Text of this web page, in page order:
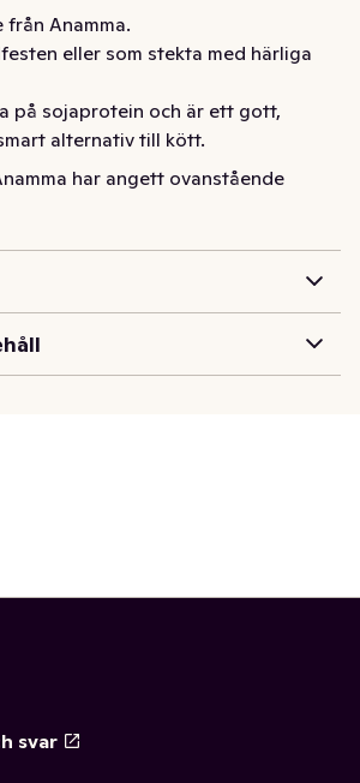
från Anamma.
eller som stekta med härliga
på sojaprotein och är ett gott,
alternativ till kött.
har angett ovanstående
svar